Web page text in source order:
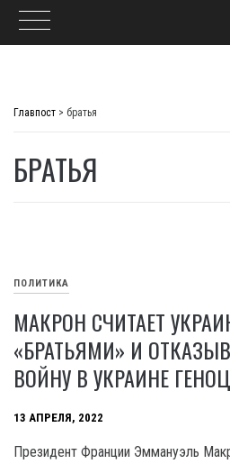
Главпост > братья
БРАТЬЯ
ПОЛИТИКА
МАКРОН СЧИТАЕТ
«БРАТЬЯМИ» И
ВОЙНУ В УКРАИНЕ
13 АПРЕЛЯ, 2022
Президент Франции Эммануэль